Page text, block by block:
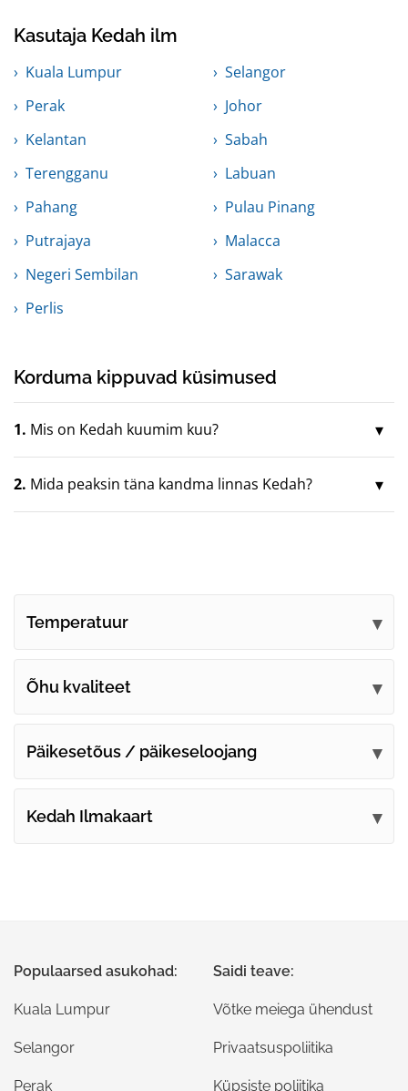
Kasutaja Kedah ilm
Kuala Lumpur
Selangor
Perak
Johor
Kelantan
Sabah
Terengganu
Labuan
Pahang
Pulau Pinang
Putrajaya
Malacca
Negeri Sembilan
Sarawak
Perlis
Korduma kippuvad küsimused
1. Mis on Kedah kuumim kuu?
2. Mida peaksin täna kandma linnas Kedah?
Temperatuur
Õhu kvaliteet
Päikesetõus / päikeseloojang
Kedah Ilmakaart
Populaarsed asukohad:
Kuala Lumpur
Selangor
Perak
Saidi teave:
Võtke meiega ühendust
Privaatsuspoliitika
Küpsiste poliitika